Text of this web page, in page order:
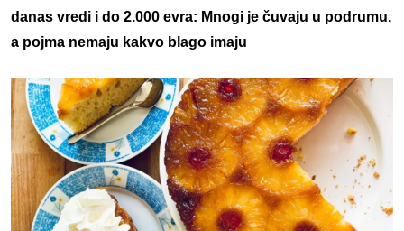
danas vredi i do 2.000 evra: Mnogi je čuvaju u podrumu,
a pojma nemaju kakvo blago imaju